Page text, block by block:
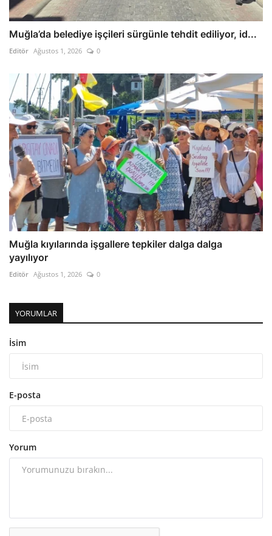
Muğla’da belediye işçileri sürgünle tehdit ediliyor, id...
Editör Ağustos 1, 2026 0
Muğla kıyılarında işgallere tepkiler dalga dalga
yayılıyor
Editör Ağustos 1, 2026 0
YORUMLAR
İsim
E-posta
Yorum